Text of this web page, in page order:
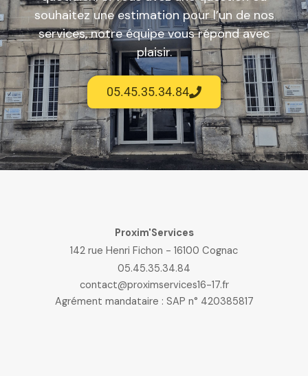
souhaitez une estimation pour l’un de nos
services, notre équipe vous répond avec
plaisir.
05.45.35.34.84
Proxim'Services
142 rue Henri Fichon - 16100 Cognac
05.45.35.34.84
contact@proximservices16-17.fr
Agrément mandataire : SAP n° 420385817